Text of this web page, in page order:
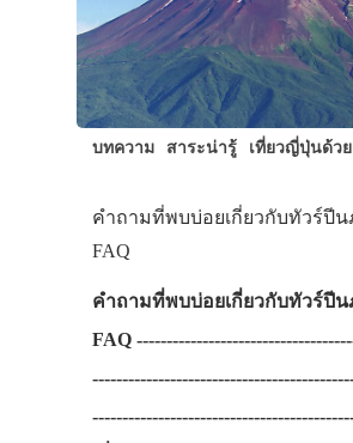
บทความ สาระน่ารู้ เที่ยวญี่ปุ่นด้วย
คำถามที่พบบ่อยเกี่ยวกับทัวร์ปีน
FAQ
คำถามที่พบบ่อยเกี่ยวกับทัวร์ปีน
FAQ